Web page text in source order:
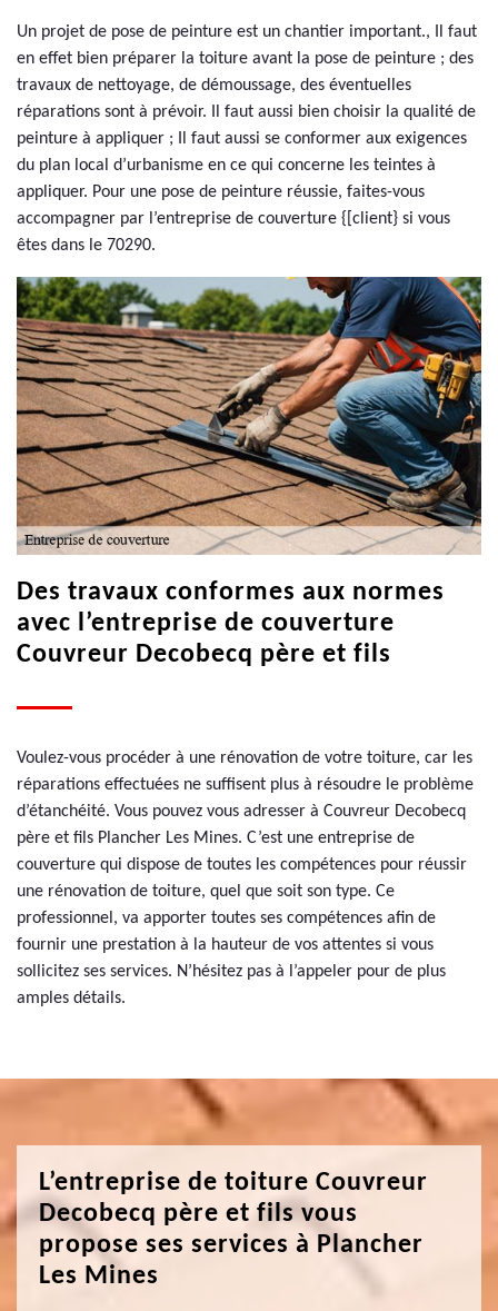
Un projet de pose de peinture est un chantier important., Il faut
en effet bien préparer la toiture avant la pose de peinture ; des
travaux de nettoyage, de démoussage, des éventuelles
réparations sont à prévoir. Il faut aussi bien choisir la qualité de
peinture à appliquer ; Il faut aussi se conformer aux exigences
du plan local d’urbanisme en ce qui concerne les teintes à
appliquer. Pour une pose de peinture réussie, faites-vous
accompagner par l’entreprise de couverture {[client} si vous
êtes dans le 70290.
Des travaux conformes aux normes
avec l’entreprise de couverture
Couvreur Decobecq père et fils
Voulez-vous procéder à une rénovation de votre toiture, car les
réparations effectuées ne suffisent plus à résoudre le problème
d’étanchéité. Vous pouvez vous adresser à Couvreur Decobecq
père et fils Plancher Les Mines. C’est une entreprise de
couverture qui dispose de toutes les compétences pour réussir
une rénovation de toiture, quel que soit son type. Ce
professionnel, va apporter toutes ses compétences afin de
fournir une prestation à la hauteur de vos attentes si vous
sollicitez ses services. N’hésitez pas à l’appeler pour de plus
amples détails.
L’entreprise de toiture Couvreur
Decobecq père et fils vous
propose ses services à Plancher
Les Mines